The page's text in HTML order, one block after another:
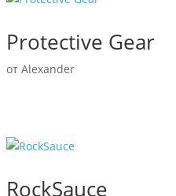
Protective Gear
отAlexander
RockSauce